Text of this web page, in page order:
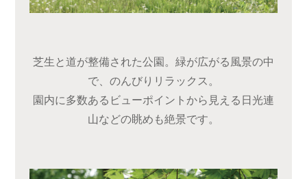
芝生と道が整備された公園。緑が広がる風景の中
で、のんびりリラックス。
園内に多数あるビューポイントから見える日光連
山などの眺めも絶景です。